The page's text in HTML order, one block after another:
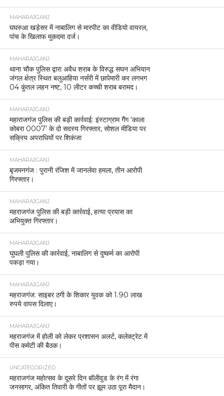
MAHARAJGANJ
घघरुआ खड़ेसर में नाबालिग से मारपीट का वीडियो वायरल,
पांच के खिलाफ मुकदमा दर्ज।
MAHARAJGANJ
थाना चौक पुलिस द्वारा अवैध शराब के विरुद्ध सघन अभियान
जंगल क्षेत्र स्थित बलुआहिया नर्सरी में छापेमारी कर लगभग
04 कुंतल लहन नष्ट, 10 लीटर कच्ची शराब बरामद।
MAHARAJGANJ
महाराजगंज पुलिस की बड़ी कार्रवाई: इंस्टाग्राम गैंग ‘काला
कोबरा 0007’ के दो सदस्य गिरफ्तार, सोशल मीडिया पर
सक्रिय अपराधियों पर शिकंजा
MAHARAJGANJ
बृजमनगंज : पुरानी रंजिश में जानलेवा हमला, तीन आरोपी
गिरफ्तार।
MAHARAJGANJ
महराजगंज पुलिस की बड़ी कार्रवाई, हत्या प्रयास का
अभियुक्त गिरफ्तार।
MAHARAJGANJ
घुघली पुलिस की कार्रवाई, नाबालिग से दुष्कर्म का आरोपी
पकड़ा गया।
MAHARAJGANJ
महराजगंज: साइबर ठगी के शिकार युवक को 1.90 लाख
रुपये वापस दिलाए।
MAHARAJGANJ
महराजगंज में होली को लेकर प्रशासन अलर्ट, कलेक्ट्रेट में
पीस कमेटी की बैठक।
UNCATEGORIZED
महराजगंज महोत्सव के दूसरे दिन बॉलीवुड के रंग में रंगा
जनसागर, अंकित तिवारी के गीतों पर झूम उठा पूरा मैदान।